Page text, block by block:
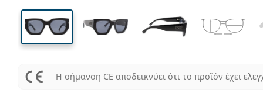
Η σήμανση CE αποδεικνύει ότι το προϊόν έχει